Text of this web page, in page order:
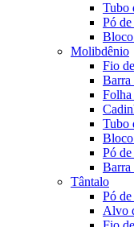
Tubo
Pó
Molibdênio
Fio
Barra
Tubo
Pó
Tântalo
Pó
Alvo